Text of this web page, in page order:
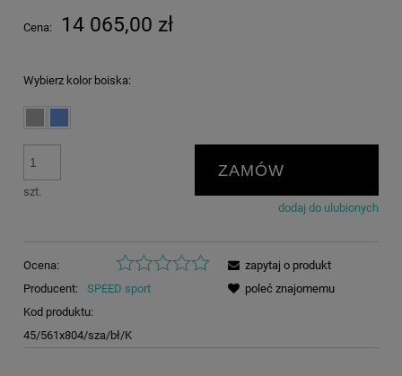
Cena: 14 065,00 zł
Wybierz kolor boiska:
szt.
ZAMÓW
dodaj do ulubionych
Ocena:
Producent:
SPEED sport
Kod produktu:
45/561x804/sza/bł/K
zapytaj o produkt
poleć znajomemu